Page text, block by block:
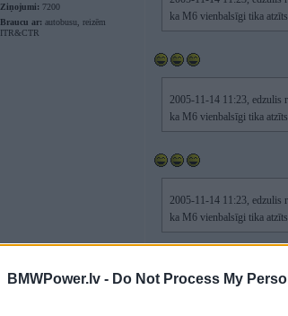
BMWPower.lv - Do Not Process My
Ziņojumi: 7200
Braucu ar: autobusu, reizēm
ITR&CTR
ka M6 vienbalsīgi tika
2005-11-14 11:23, edzulis
ka M6 vienbalsīgi tika
2005-11-14 11:23, edzulis
ka M6 vienbalsīgi tika